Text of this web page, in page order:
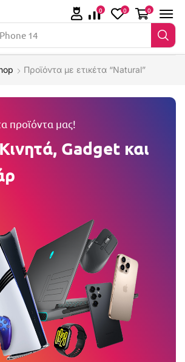
14
0 0 0
Προϊόντα με ετικέτα “Natural”
προϊόντα μας!
Gadget και